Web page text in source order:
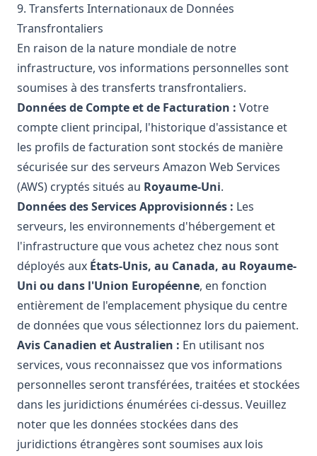
9. Transferts Internationaux de Données
Transfrontaliers
En raison de la nature mondiale de notre
infrastructure, vos informations personnelles sont
soumises à des transferts transfrontaliers.
Données de Compte et de Facturation : Votre
compte client principal, l'historique d'assistance et
les profils de facturation sont stockés de manière
sécurisée sur des serveurs Amazon Web Services
(AWS) cryptés situés au Royaume-Uni.
Données des Services Approvisionnés : Les
serveurs, les environnements d'hébergement et
l'infrastructure que vous achetez chez nous sont
déployés aux États-Unis, au Canada, au Royaume-
Uni ou dans l'Union Européenne, en fonction
entièrement de l'emplacement physique du centre
de données que vous sélectionnez lors du paiement.
Avis Canadien et Australien : En utilisant nos
services, vous reconnaissez que vos informations
personnelles seront transférées, traitées et stockées
dans les juridictions énumérées ci-dessus. Veuillez
noter que les données stockées dans des
juridictions étrangères sont soumises aux lois